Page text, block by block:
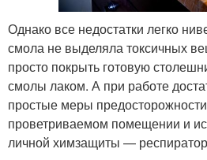
Однако все недостатки легко
смола не выделяла токсичных
просто покрыть готовую
смолы лаком. А при работе
простые меры
проветриваемом помещении и
личной химзащиты —